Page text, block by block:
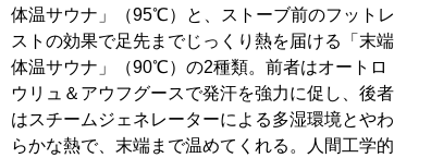
体温サウナ」（95℃）と、ストーブ前のフットレ
ストの効果で足先までじっくり熱を届ける「末端
体温サウナ」（90℃）の2種類。前者はオートロ
ウリュ＆アウフグースで発汗を強力に促し、後者
はスチームジェネレーターによる多湿環境とやわ
らかな熱で、末端まで温めてくれる。人間工学的